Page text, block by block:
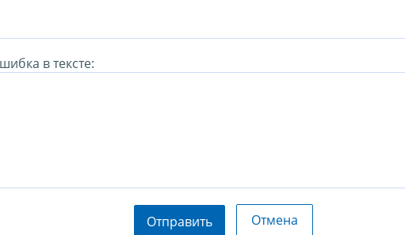
в тексте:
Отправить Отмена